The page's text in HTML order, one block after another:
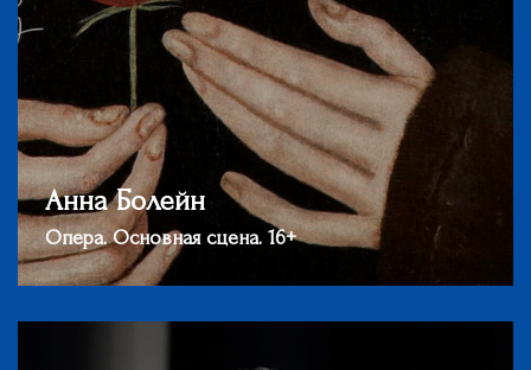
Анна Болейн
Опера. Основная сцена. 16+